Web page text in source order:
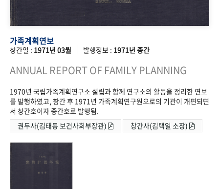
가족계획연보
창간일 : 1971년 03월 발행정보 : 1971년 종간
ANNUAL REPORT OF FAMILY PLANNING
1970년 국립가족계획연구소 설립과 함께 연구소의 활동을 정리한 연보
를 발행하였고, 창간 후 1971년 가족계획연구원으로의 기관이 개편되면
서 창간호이자 종간호로 발행됨.
권두사(김태동 보건사회부장관)
창간사(김택일 소장)